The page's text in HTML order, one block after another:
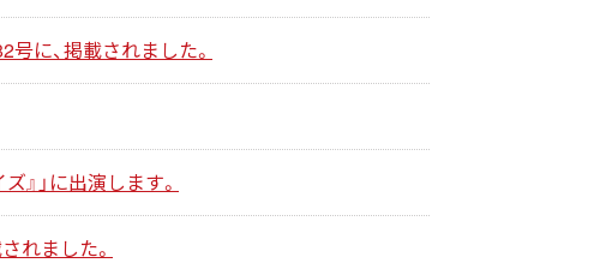
に、掲載されました。
』」に出演します。
れました。